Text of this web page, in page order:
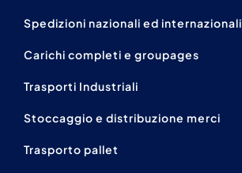
Spedizioni nazionali ed internazionali
Carichi completi e groupages
Trasporti Industriali
Stoccaggio e distribuzione merci
Trasporto pallet